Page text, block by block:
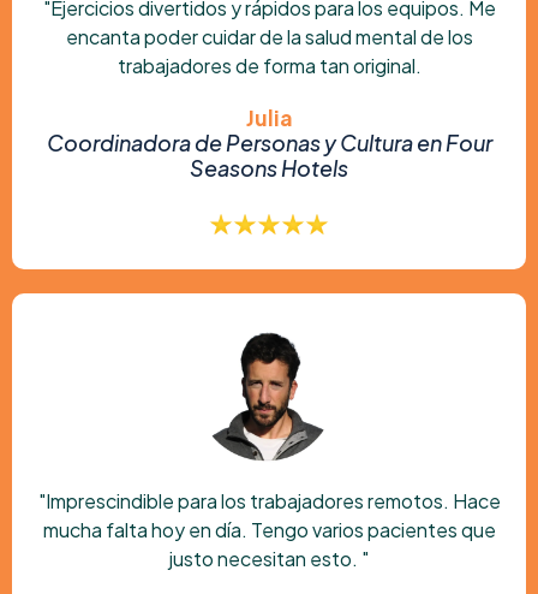
"Ejercicios divertidos y rápidos para los equipos. Me
encanta poder cuidar de la salud mental de los
trabajadores de forma tan original.
Julia
Coordinadora de Personas y Cultura en Four
Seasons Hotels
"Imprescindible para los trabajadores remotos. Hace
mucha falta hoy en día. Tengo varios pacientes que
justo necesitan esto. "